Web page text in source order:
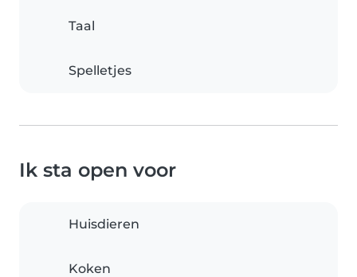
Taal
Spelletjes
Ik sta open voor
Huisdieren
Koken